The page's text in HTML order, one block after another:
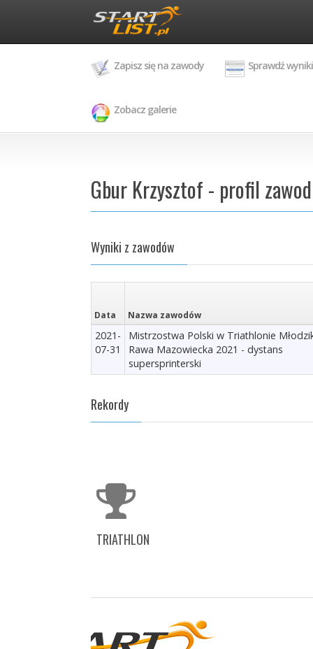
Zapisz się na zawody Sprawdź wyniki
Zobacz galerie
Gbur Krzysztof - profil
Wyniki z zawodów
Data Nazwa zawodów
2021-
07-31
Mistrzostwa Polski w Triathlonie
Rawa Mazowiecka 2021 - dystans
supersprinterski
Rekordy
TRIATHLON